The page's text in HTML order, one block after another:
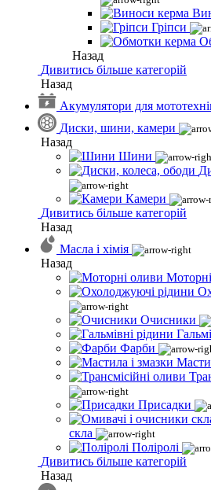
Гріпси
Назад
Дивитись більше категорій
Назад
Акумулятори для
Диски, шини, камери
Назад
Шини
Камери
Дивитись більше категорій
Назад
Масла і хімія
Назад
Очисники
Фарби
Присадки
скла
Поліролі
Дивитись більше категорій
Назад